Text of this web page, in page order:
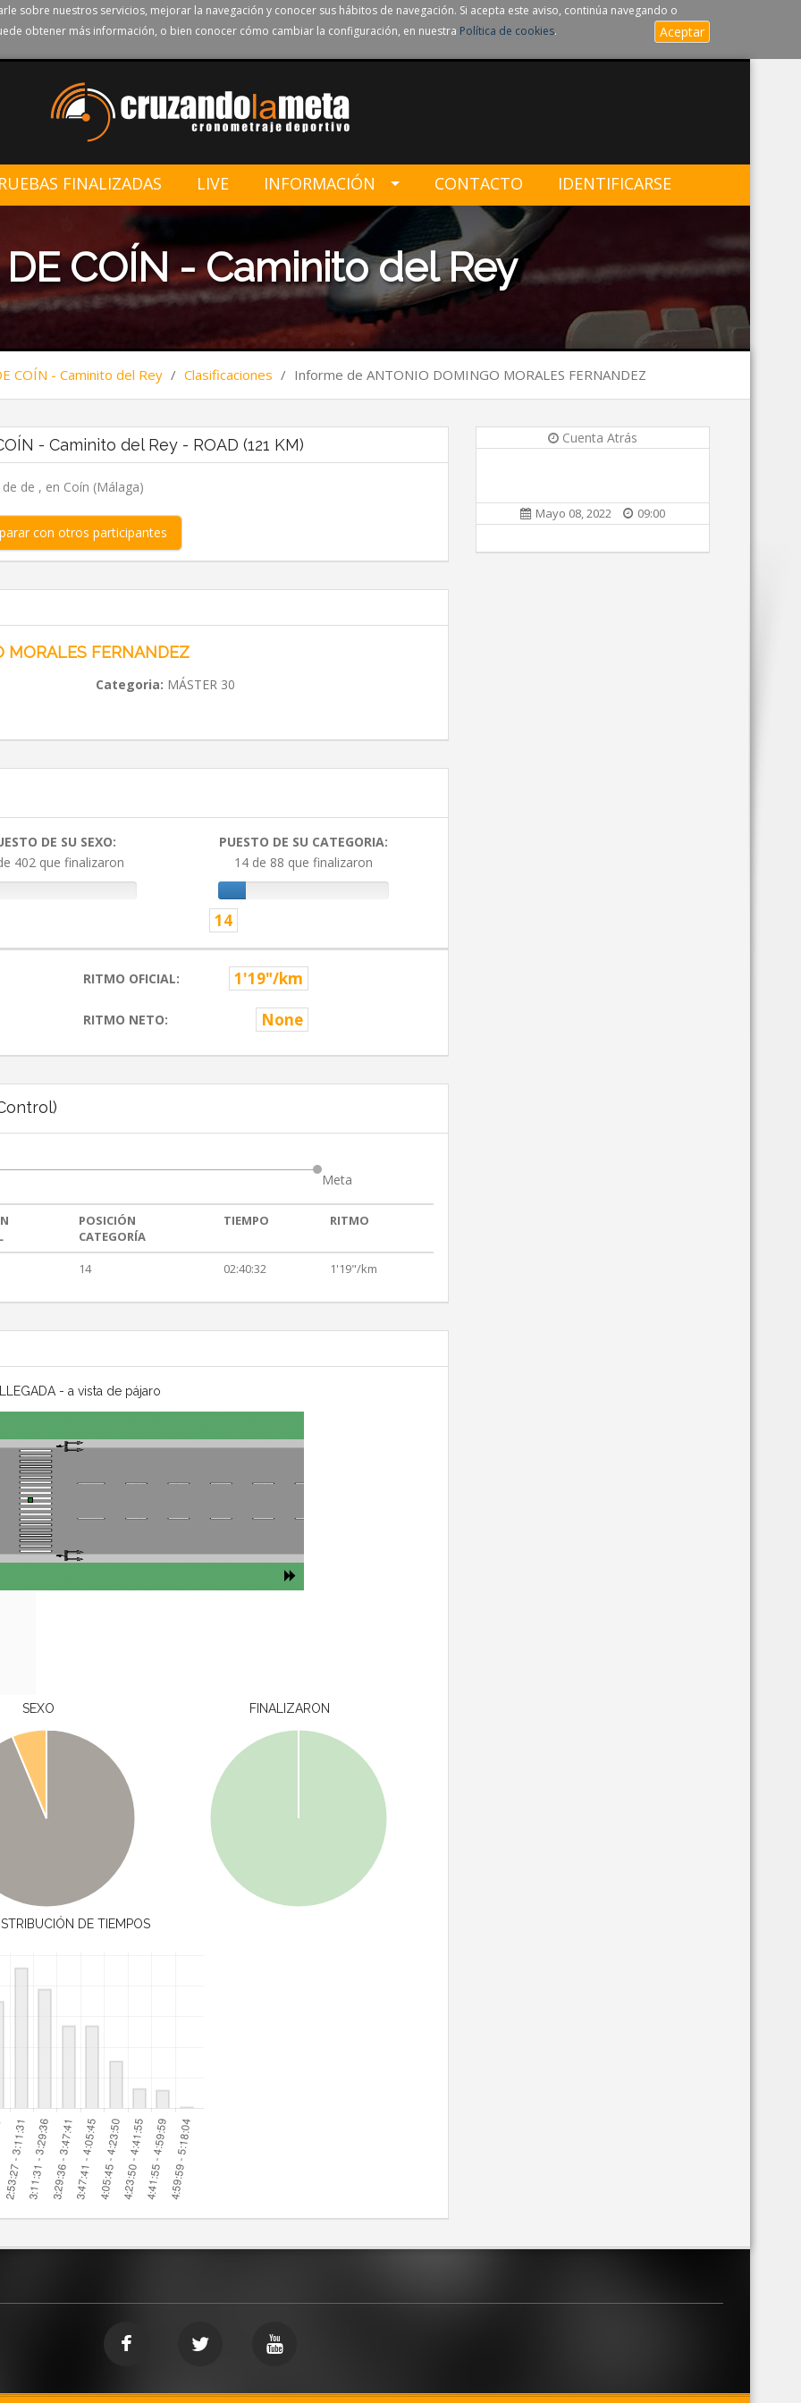
sobre nuestros servicios, mejorar la navegación y conocer sus hábitos de navegación. Si acepta este aviso, continúa navegando o
obtener más información, o bien conocer cómo cambiar la configuración, en nuestra Política de cookies. Aceptar
FINALIZADAS LIVE INFORMACIÓN CONTACTO IDENTIFICARSE
DE COÍN - Caminito del Rey
COÍN - Caminito del Rey / Clasificaciones / Informe de ANTONIO DOMINGO MORALES FERNANDEZ
- Caminito del Rey - ROAD (121 KM)
de , en Coín (Málaga)
con otros participantes
FERNANDEZ
Categoria: MÁSTER 30
DE SU SEXO:
402 que finalizaron
PUESTO DE SU CATEGORIA:
14 de 88 que finalizaron
14
RITMO OFICIAL: 1'19"/km
RITMO NETO: None
Meta
POSICIÓN
CATEGORÍA
TIEMPO RITMO
14 02:40:32 1'19"/km
- a vista de pájaro
SEXO FINALIZARON
DE TIEMPOS
Cuenta Atrás
Mayo 08, 2022 09:00